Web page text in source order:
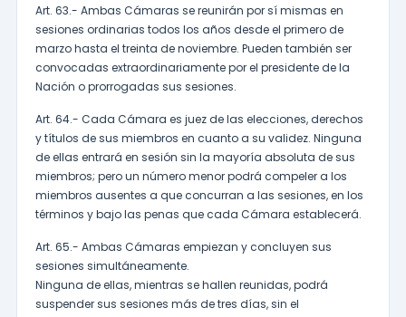
Art. 63.- Ambas Cámaras se reunirán por sí mismas en
sesiones ordinarias todos los años desde el primero de
marzo hasta el treinta de noviembre. Pueden también ser
convocadas extraordinariamente por el presidente de la
Nación o prorrogadas sus sesiones.
Art. 64.- Cada Cámara es juez de las elecciones, derechos
y títulos de sus miembros en cuanto a su validez. Ninguna
de ellas entrará en sesión sin la mayoría absoluta de sus
miembros; pero un número menor podrá compeler a los
miembros ausentes a que concurran a las sesiones, en los
términos y bajo las penas que cada Cámara establecerá.
Art. 65.- Ambas Cámaras empiezan y concluyen sus
sesiones simultáneamente.
Ninguna de ellas, mientras se hallen reunidas, podrá
suspender sus sesiones más de tres días, sin el